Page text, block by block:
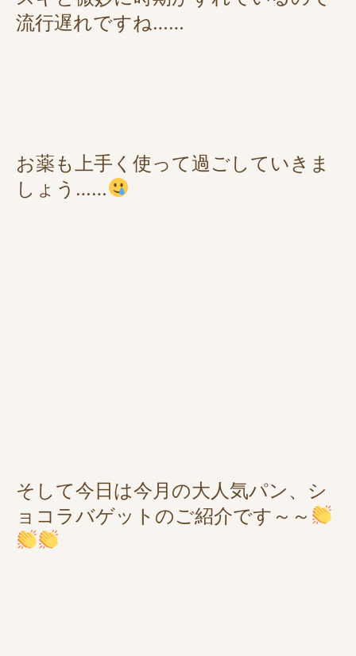
流行遅れですね……
お薬も上手く使って過ごしていきま
しょう……
そして今日は今月の大人気パン、シ
ョコラバゲットのご紹介です～～